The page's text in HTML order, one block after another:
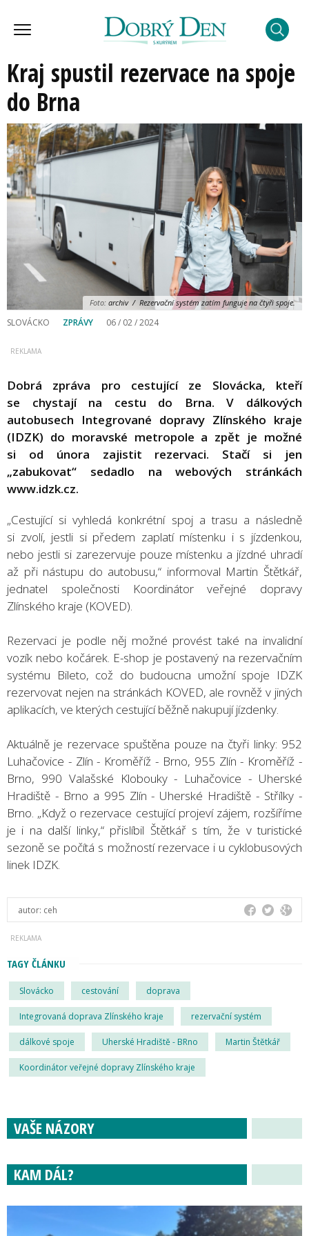
Kraj spustil rezervace na spoje
do Brna
Foto: archiv / Rezervační systém zatím funguje na čtyři spoje.
SLOVÁCKO ZPRÁVY 06 / 02 / 2024
Dobrá zpráva pro cestující ze Slovácka, kteří
se chystají na cestu do Brna. V dálkových
autobusech Integrované dopravy Zlínského kraje
(IDZK) do moravské metropole a zpět je možné
si od února zajistit rezervaci. Stačí si jen
„zabukovat“ sedadlo na webových stránkách
www.idzk.cz.
„Cestující si vyhledá konkrétní spoj a trasu a následně
si zvolí, jestli si předem zaplatí místenku i s jízdenkou,
nebo jestli si zarezervuje pouze místenku a jízdné uhradí
až při nástupu do autobusu,“ informoval Martin Štětkář,
jednatel společnosti Koordinátor veřejné dopravy
Zlínského kraje (KOVED).
Rezervaci je podle něj možné provést také na invalidní
vozík nebo kočárek. E-shop je postavený na rezervačním
systému Bileto, což do budoucna umožní spoje IDZK
rezervovat nejen na stránkách KOVED, ale rovněž v jiných
aplikacích, ve kterých cestující běžně nakupují jízdenky.
Aktuálně je rezervace spuštěna pouze na čtyři linky: 952
Luhačovice - Zlín - Kroměříž - Brno, 955 Zlín - Kroměříž -
Brno, 990 Valašské Klobouky - Luhačovice - Uherské
Hradiště - Brno a 995 Zlín - Uherské Hradiště - Střílky -
Brno. „Když o rezervace cestující projeví zájem, rozšíříme
je i na další linky,“ přislíbil Štětkář s tím, že v turistické
sezoně se počítá s možností rezervace i u cyklobusových
linek IDZK.
autor: ceh
TAGY ČLÁNKU
Slovácko cestování doprava
Integrovaná doprava Zlínského kraje rezervační systém
dálkové spoje Uherské Hradiště - BRno Martin Štětkář
Koordinátor veřejné dopravy Zlínského kraje
VAŠE NÁZORY
KAM DÁL?